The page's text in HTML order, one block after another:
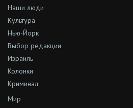
Наши люди
Культура
Нью-Йорк
Выбор редакции
Израиль
Колонки
Криминал
Мир